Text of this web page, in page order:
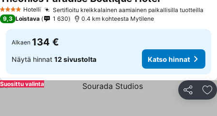
4 Tähtiluokitus
Hotelli Sertifioitu kreikkalainen aamiainen paikallisilla tuotteilla
Katso hinnat
9,3 Loistava 1 630 0.4 km kohteesta Mytilene
Alkaen 134 €
Näytä hinnat 12 sivustolta Katso hinnat
Jaa
Suosittu valinta